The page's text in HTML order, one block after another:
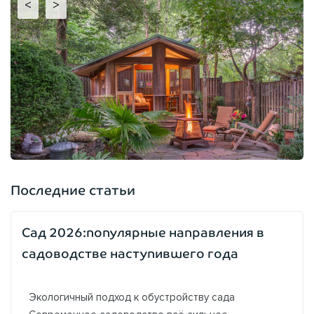
< >
Последние статьи
Сад 2026:популярные направления в
садоводстве наступившего года
Экологичный подход к обустройству сада